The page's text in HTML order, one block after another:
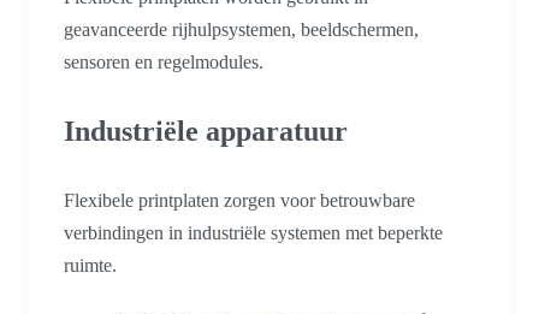
geavanceerde rijhulpsystemen, beeldschermen,
sensoren en regelmodules.
Industriële apparatuur
Flexibele printplaten zorgen voor betrouwbare
verbindingen in industriële systemen met beperkte
ruimte.